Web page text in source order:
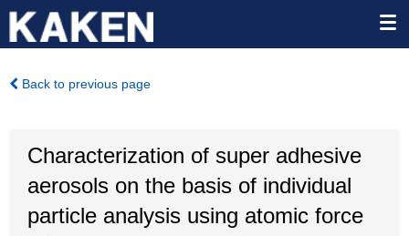
Back to previous page
Characterization of super adhesive
aerosols on the basis of individual
particle analysis using atomic force